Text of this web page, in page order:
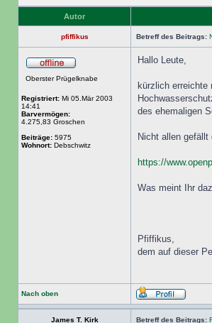
Autor
pfiffikus Betreff des Beitrags:
Oberster Prügelknabe
Registriert: Mi 05.Mär 2003
14:41
Barvermögen:
4.275,83 Groschen
Beiträge: 5975
Wohnort: Debschwitz
Hallo Leute,
kürzlich
des ehemaligen
Nicht allen
https://
Was meint Ihr
Pfiffikus,
dem auf dieser
Nach oben
James T. Kirk Betreff des Beitrags: